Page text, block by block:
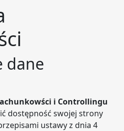
dane
i Controllingu
dostępność swojej strony
ustawy z dnia 4